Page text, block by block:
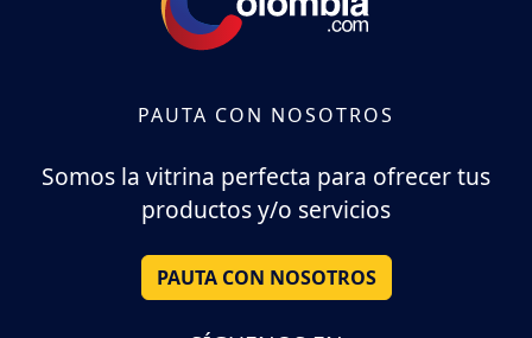
PAUTA CON NOSOTROS
Somos la vitrina perfecta para ofrecer tus
productos y/o servicios
PAUTA CON NOSOTROS